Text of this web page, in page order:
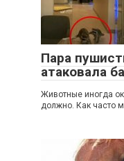
Пара
атаковала
Животные иногда
должно. Как часто